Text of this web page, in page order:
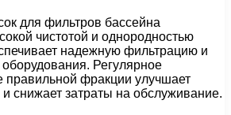
для фильтров бассейна
чистотой и однородностью
надежную фильтрацию и
оборудования. Регулярное
правильной фракции улучшает
снижает затраты на обслуживание.